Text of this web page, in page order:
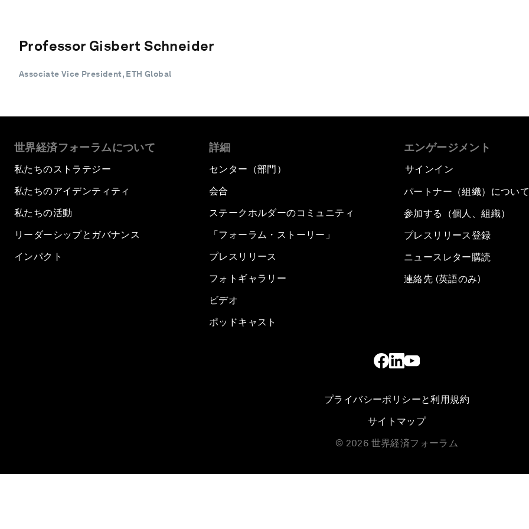
Professor Gisbert Schneider
Associate Vice President, ETH Global
世界経済フォーラムについて
私たちのストラテジー
私たちのアイデンティティ
私たちの活動
リーダーシップとガバナンス
インパクト
詳細
センター（部門）
会合
ステークホルダーのコミュニティ
「フォーラム・ストーリー」
プレスリリース
フォトギャラリー
ビデオ
ポッドキャスト
エンゲージメント
サインイン
パートナー（組織）について
参加する（個人、組織）
プレスリリース登録
ニュースレター購読
連絡先 (英語のみ)
プライバシーポリシーと利用規約
サイトマップ
© 2026 世界経済フォーラム